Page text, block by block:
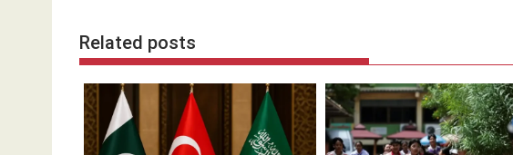
Related posts